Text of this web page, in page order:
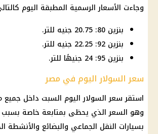
وجاءت الأسعار الرسمية المطبقة اليوم
بنزين 80: 20.75 جنيه للتر.
بنزين 92: 22.25 جنيه للتر.
بنزين 95: 24 جنيهًا للتر.
سعر السولار اليوم في مصر
استقر سعر السولار اليوم السبت داخل جميع
وهو السعر الذي يحظى بمتابعة خاصة بسبب
بسيارات النقل الجماعي والبضائع والأنشطة